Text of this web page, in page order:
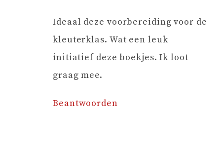
Ideaal deze voorbereiding voor de
kleuterklas. Wat een leuk
initiatief deze boekjes. Ik loot
graag mee.
Beantwoorden